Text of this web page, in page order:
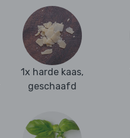
1x harde kaas,
geschaafd